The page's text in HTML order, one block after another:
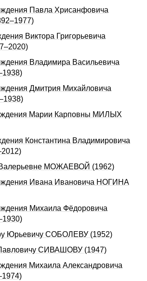
Павла Хрисанфовича
Виктора Григорьевича
Владимира Васильевича
Дмитрия Михайловича
Марии Карповны МИЛЫХ
Константина Владимировича
Валерьевне МОЖАЕВОЙ (1962)
Ивана Ивановича НОГИНА
Михаила Фёдоровича
Юрьевичу СОБОЛЕВУ (1952)
СИВАШОВУ (1947)
Михаила Александровича